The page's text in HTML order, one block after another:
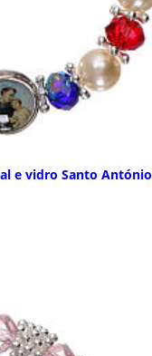
e vidro Santo António